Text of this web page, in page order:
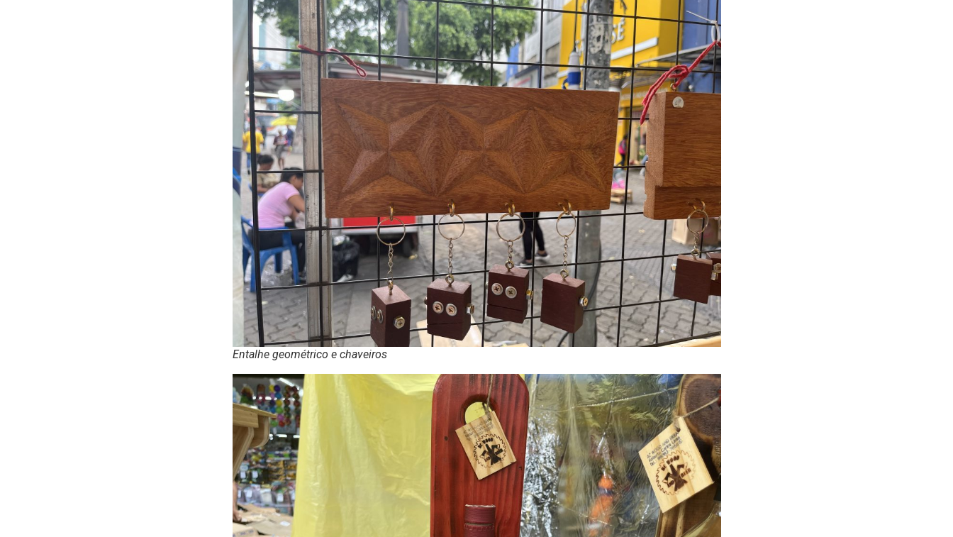
Entalhe geométrico e chaveiros